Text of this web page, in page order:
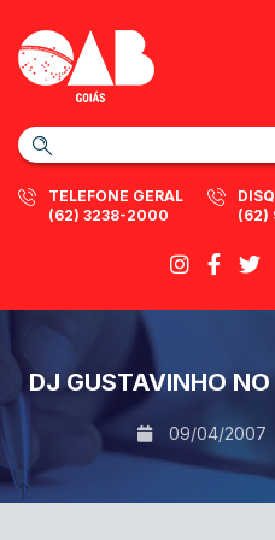
TELEFONE GERAL
(62) 3238-2000
(62)
DJ GUSTAVINHO
09/04/2007